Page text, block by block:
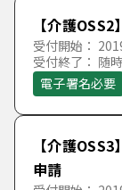
【介護
受付開始：
受付終了： 随時
電子署名必要
【介護
申請